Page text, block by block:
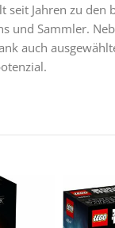
seit Jahren zu den
und Sammler.
auch